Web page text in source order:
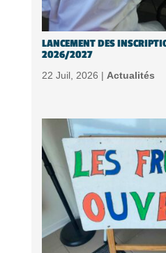
LANCEMENT DES
2026/2027
22 Juil, 2026 | Actualités